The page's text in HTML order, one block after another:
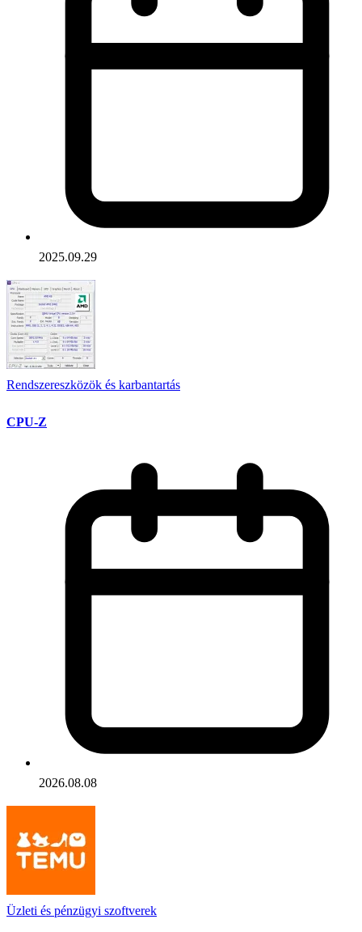
2025.09.29
Rendszereszközök és karbantartás
CPU-Z
2026.08.08
Üzleti és pénzügyi szoftverek